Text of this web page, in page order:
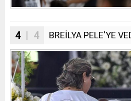
4| 4 BREİLYA PELE'YE